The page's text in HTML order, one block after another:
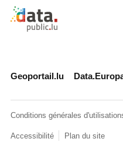
Retour à l'accueil de
Geoportail.lu
Conditions générales
Accessibilité Plan du site